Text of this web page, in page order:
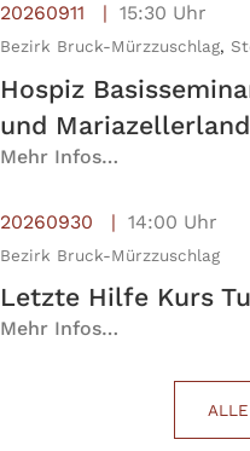
Hospiz
und Mariazellerland
20260911 15:30 Uhr
Bezirk Bruck-Mürzzuschlag,
Mehr Infos…
Letzte Hilfe Kurs
20260930 14:00 Uhr
Bezirk Bruck-Mürzzuschlag
Mehr Infos…